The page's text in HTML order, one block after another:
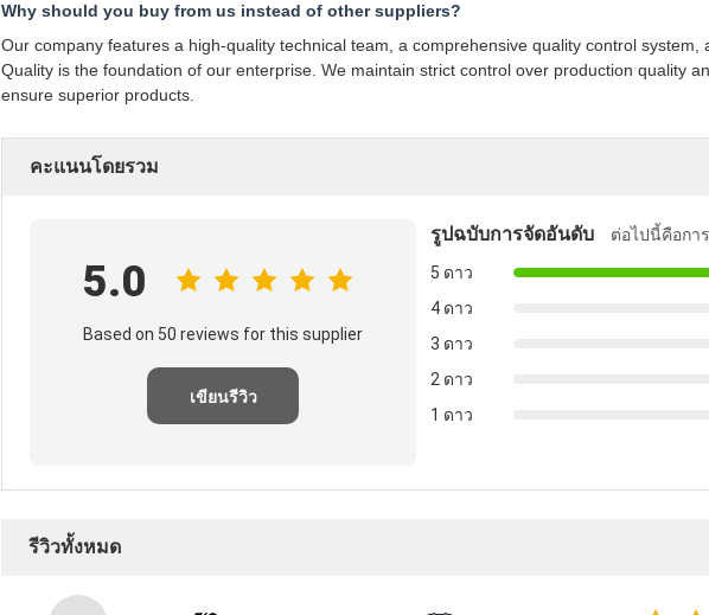
Why should you buy from us instead of other suppliers?
Our company features a high-quality technical team, a comprehensive quality control system,
Quality is the foundation of our enterprise. We maintain strict control over production quality
ensure superior products.
คะแนนโดยรวม
5.0
Based on 50 reviews for this supplier
เขียนรีวิว
รูปฉบับการจัดอันดับ ต่อไปนี้คือกา
5 ดาว
4 ดาว
3 ดาว
2 ดาว
1 ดาว
รีวิวทั้งหมด